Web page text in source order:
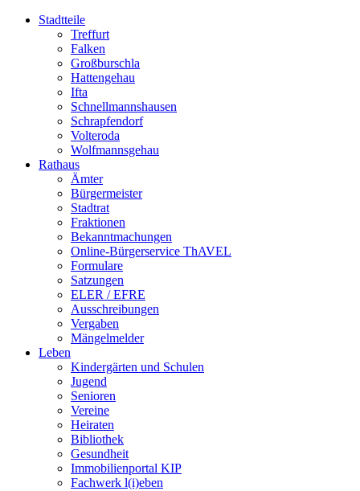
Stadtteile
Treffurt
Falken
Großburschla
Hattengehau
Ifta
Schnellmannshausen
Schrapfendorf
Volteroda
Wolfmannsgehau
Rathaus
Ämter
Bürgermeister
Stadtrat
Fraktionen
Bekanntmachungen
Online-Bürgerservice ThAVEL
Formulare
Satzungen
ELER / EFRE
Ausschreibungen
Vergaben
Mängelmelder
Leben
Kindergärten und Schulen
Jugend
Senioren
Vereine
Heiraten
Bibliothek
Gesundheit
Immobilienportal KIP
Fachwerk l(i)eben